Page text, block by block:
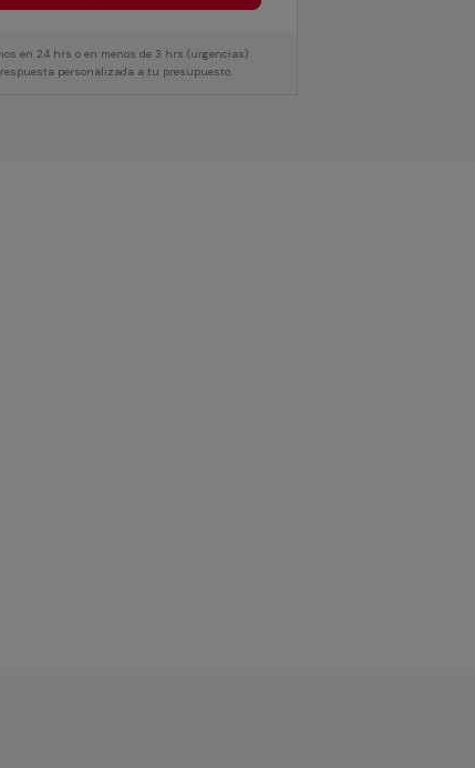
en 24 hrs o en menos de 3 hrs (urgencias)
personalizada a tu presupuesto.